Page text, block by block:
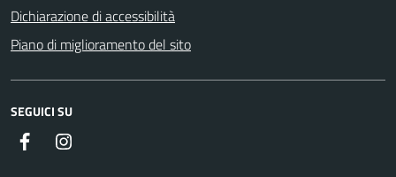
Dichiarazione di accessibilità
Piano di miglioramento del sito
SEGUICI SU
Facebook